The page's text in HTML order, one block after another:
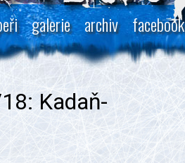
galerie archiv facebook
Kadaň-